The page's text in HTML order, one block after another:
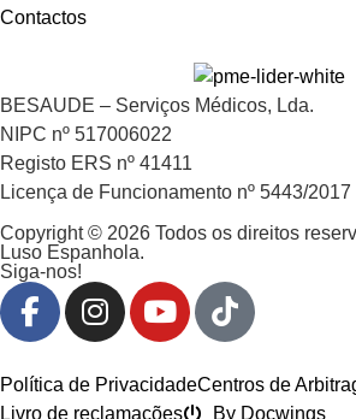
Contactos
BESAUDE – Serviços Médicos, Lda.
NIPC nº 517006022
Registo ERS nº 41411
Licença de Funcionamento nº 5443/2017
Copyright © 2026 Todos os direitos
Luso Espanhola.
Siga-nos!
Política de PrivacidadeCentros de
Livro de reclamações
By Docwings